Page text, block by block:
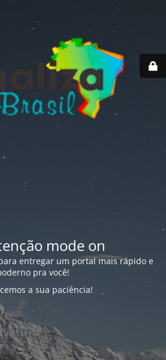
mode on
entregar um portal mais rápido e
pra você!
a sua paciência!